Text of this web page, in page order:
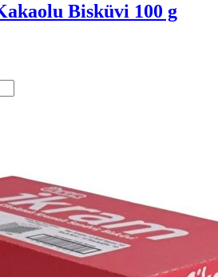
Bisküvi 100 g